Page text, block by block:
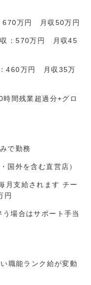
670万円 月収50万円
収：570万円 月収45
460万円 月収35万
間残業超過分+グロ
で勤務
国外を含む直営店）
月支給されます チー
円
場合はサポート手当
職能ランク給が変動